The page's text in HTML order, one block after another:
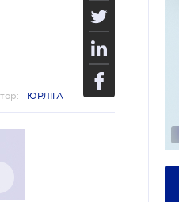
ЮРЛІГА